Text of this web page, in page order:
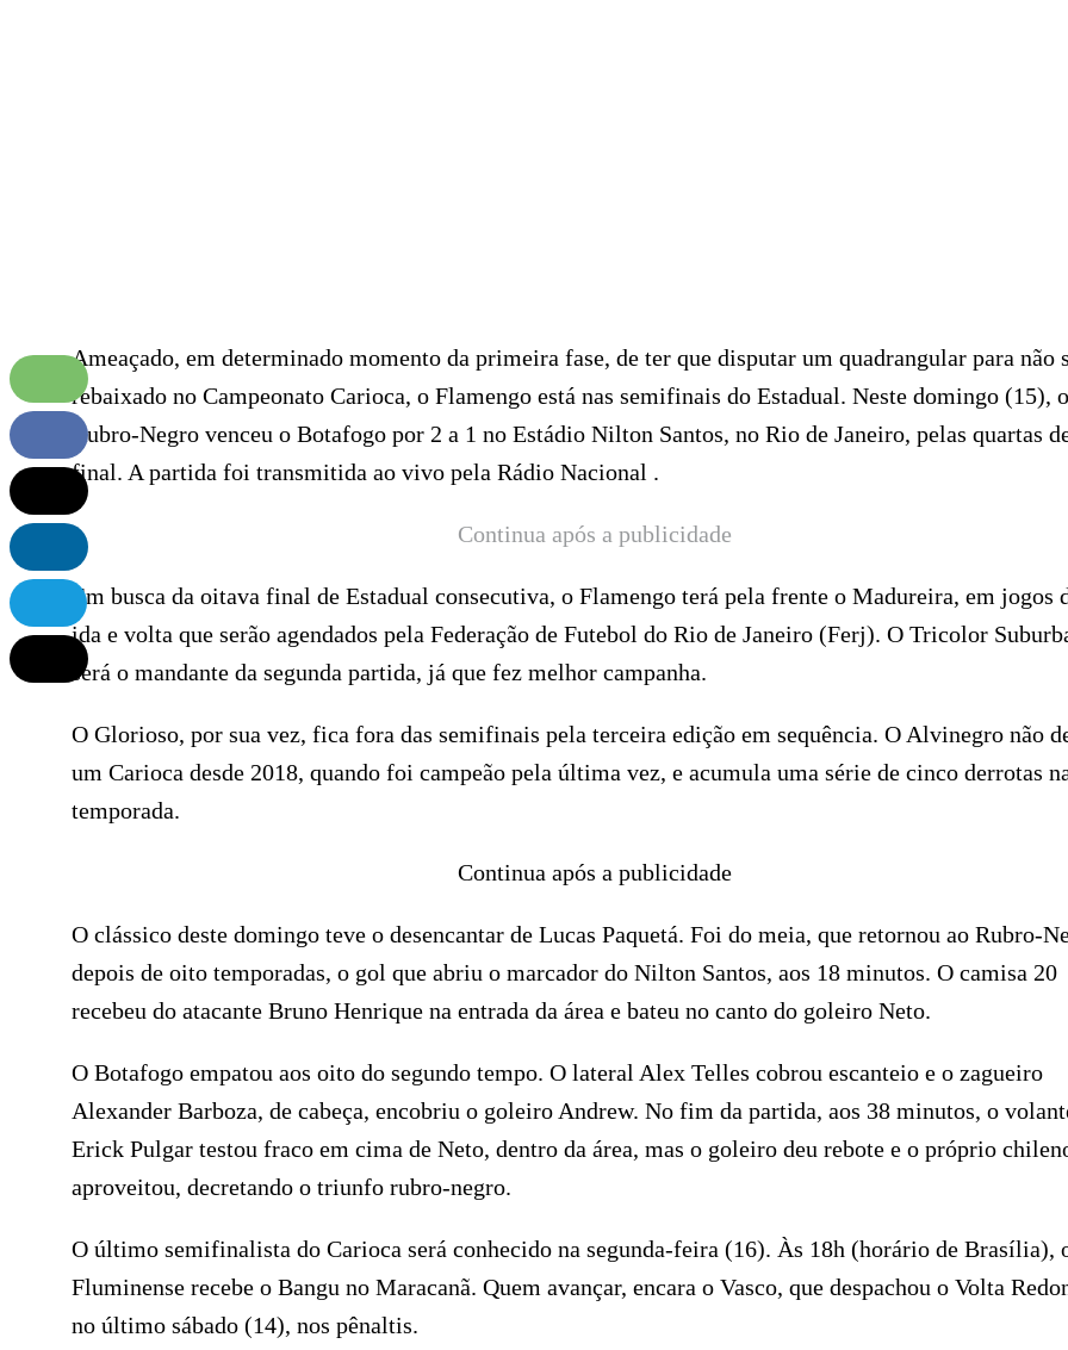
Ameaçado, em determinado momento da primeira fase, de ter que disputar um quadrangular para não
rebaixado no Campeonato Carioca, o Flamengo está nas semifinais do Estadual. Neste domingo (15), o
Rubro-Negro venceu o Botafogo por 2 a 1 no Estádio Nilton Santos, no Rio de Janeiro, pelas quartas
final. A partida foi transmitida ao vivo pela Rádio Nacional .
Continua após a publicidade
Em busca da oitava final de Estadual consecutiva, o Flamengo terá pela frente o Madureira, em jogos
ida e volta que serão agendados pela Federação de Futebol do Rio de Janeiro (Ferj). O Tricolor
será o mandante da segunda partida, já que fez melhor campanha.
O Glorioso, por sua vez, fica fora das semifinais pela terceira edição em sequência. O Alvinegro não
um Carioca desde 2018, quando foi campeão pela última vez, e acumula uma série de cinco derrotas
temporada.
Continua após a publicidade
O clássico deste domingo teve o desencantar de Lucas Paquetá. Foi do meia, que retornou ao Rubro-
depois de oito temporadas, o gol que abriu o marcador do Nilton Santos, aos 18 minutos. O camisa 20
recebeu do atacante Bruno Henrique na entrada da área e bateu no canto do goleiro Neto.
O Botafogo empatou aos oito do segundo tempo. O lateral Alex Telles cobrou escanteio e o zagueiro
Alexander Barboza, de cabeça, encobriu o goleiro Andrew. No fim da partida, aos 38 minutos, o
Erick Pulgar testou fraco em cima de Neto, dentro da área, mas o goleiro deu rebote e o próprio
aproveitou, decretando o triunfo rubro-negro.
O último semifinalista do Carioca será conhecido na segunda-feira (16). Às 18h (horário de Brasília),
Fluminense recebe o Bangu no Maracanã. Quem avançar, encara o Vasco, que despachou o Volta
no último sábado (14), nos pênaltis.